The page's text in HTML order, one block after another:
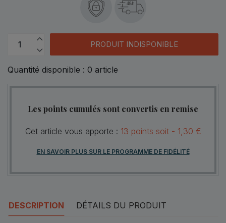
48h
PRODUIT INDISPONIBLE
Quantité disponible : 0 article
Les points cumulés sont convertis en remise
Cet article vous apporte : 13 points soit - 1,30 €
EN SAVOIR PLUS SUR LE PROGRAMME DE FIDÉLITÉ
DESCRIPTION DÉTAILS DU PRODUIT